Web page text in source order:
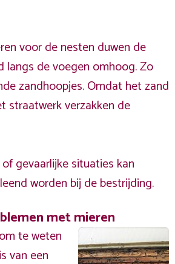
voor de nesten duwen de
langs de voegen omhoog. Zo
zandhoopjes. Omdat het zand
straatwerk verzakken de
gevaarlijke situaties kan
worden bij de bestrijding.
met mieren
te weten
van een